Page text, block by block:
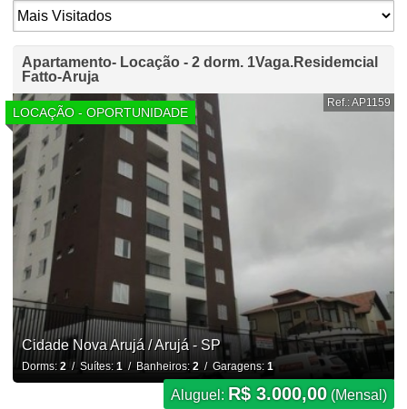
Apartamento- Locação - 2 dorm. 1Vaga.Residemcial
Fatto-Aruja
LOCAÇÃO - OPORTUNIDADE
Ref.: AP1159
Cidade Nova Arujá / Arujá - SP
Dorms: 2/ Suítes: 1/ Banheiros: 2/ Garagens: 1
Aluguel: R$ 3.000,00 (Mensal)